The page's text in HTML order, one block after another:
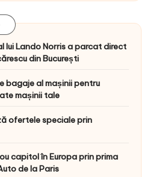
lui Lando Norris a parcat direct
din București
bagaje al mașinii pentru
mașinii tale
ofertele speciale prin
capitol în Europa prin prima
de la Paris